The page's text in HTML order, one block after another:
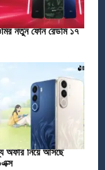
নতুন ফোন রেডমি ১৭
অফার নিয়ে আসছে